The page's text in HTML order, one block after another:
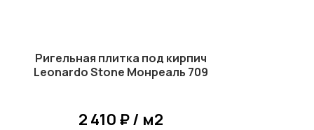
Ригельная плитка под кирпич
Leonardo Stone Монреаль 709
2 410 ₽ / м2